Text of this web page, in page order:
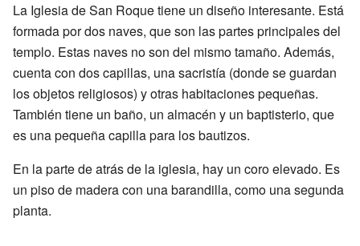
La Iglesia de San Roque tiene un diseño interesante. Está
formada por dos naves, que son las partes principales del
templo. Estas naves no son del mismo tamaño. Además,
cuenta con dos capillas, una sacristía (donde se guardan
los objetos religiosos) y otras habitaciones pequeñas.
También tiene un baño, un almacén y un baptisterio, que
es una pequeña capilla para los bautizos.
En la parte de atrás de la iglesia, hay un coro elevado. Es
un piso de madera con una barandilla, como una segunda
planta.